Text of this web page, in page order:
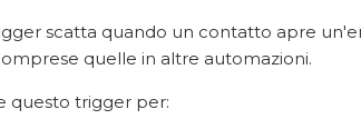
scatta quando un contatto apre
quelle in altre automazioni.
questo trigger per: